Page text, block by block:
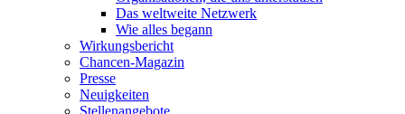
Das weltweite Netzwerk
Wie alles begann
Wirkungsbericht
Chancen-Magazin
Presse
Neuigkeiten
Stellenangebote